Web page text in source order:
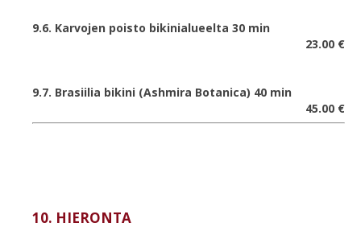
9.6. Karvojen poisto bikinialueelta 30 min
23.00 €
9.7. Brasiilia bikini (Ashmira Botanica) 40 min
45.00 €
10. HIERONTA